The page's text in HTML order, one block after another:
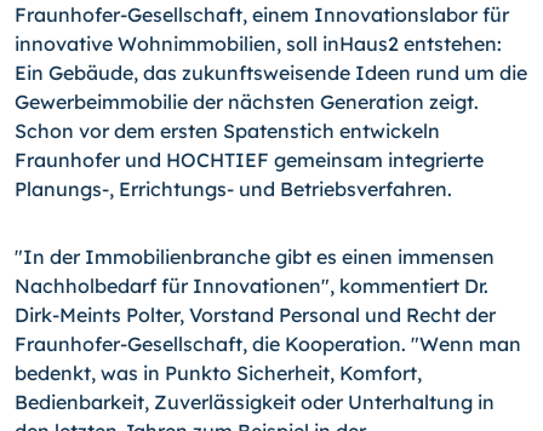
Fraunhofer-Gesellschaft, einem Innovationslabor für
innovative Wohnimmobilien, soll inHaus2 entstehen:
Ein Gebäude, das zukunftsweisende Ideen rund um die
Gewerbeimmobilie der nächsten Generation zeigt.
Schon vor dem ersten Spatenstich entwickeln
Fraunhofer und HOCHTIEF gemeinsam integrierte
Planungs-, Errichtungs- und Betriebsverfahren.
"In der Immobilienbranche gibt es einen immensen
Nachholbedarf für Innovationen", kommentiert Dr.
Dirk-Meints Polter, Vorstand Personal und Recht der
Fraunhofer-Gesellschaft, die Kooperation. "Wenn man
bedenkt, was in Punkto Sicherheit, Komfort,
Bedienbarkeit, Zuverlässigkeit oder Unterhaltung in